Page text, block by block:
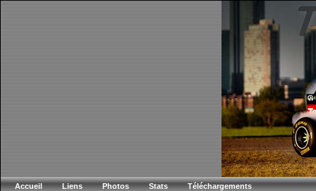
Accueil Liens Photos Stats Téléchargements